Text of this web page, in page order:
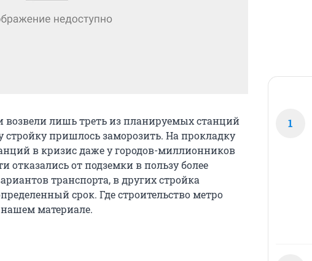
возвели лишь треть из планируемых станций
стройку пришлось заморозить. На прокладку
в кризис даже у городов-миллионников
отказались от подземки в пользу более
транспорта, в других стройка
срок. Где строительство метро
материале.
1